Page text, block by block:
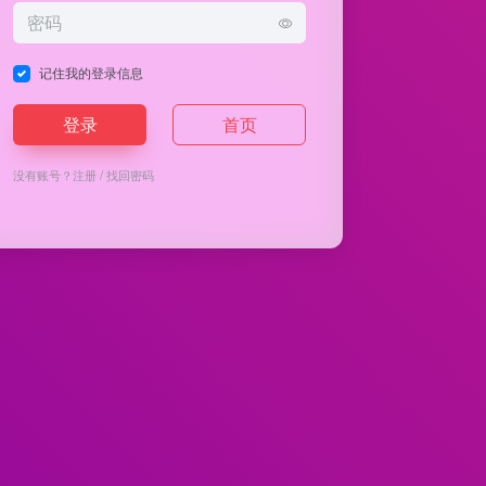
记住我的登录信息
登录 首页
没有账号？注册/找回密码